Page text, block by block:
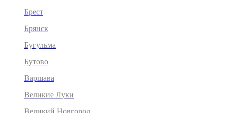
Брест
Брянск
Бугульма
Бутово
Варшава
Великие Луки